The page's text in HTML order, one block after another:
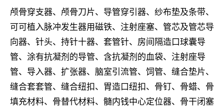
颅骨穿支器、颅骨刀片、导管穿引器、纱布垫及条带、
可可植入脉冲发生器用磁铁、注射座塞、管芯及管芯导
向器、针头、持针十器、套管针、房间隔造口球囊导
管、涂有抗凝剂的导管、含抗凝剂的血袋、注射座导
管、导入器、扩张器、脑室引流管、饲管、缝合垫片、
缝合套套管、缝合纽扣、胃造口纽扣、骨钉、骨蜡、骨
填充材料、骨替代材料、髓内钱中心定位器、骨干闭塞